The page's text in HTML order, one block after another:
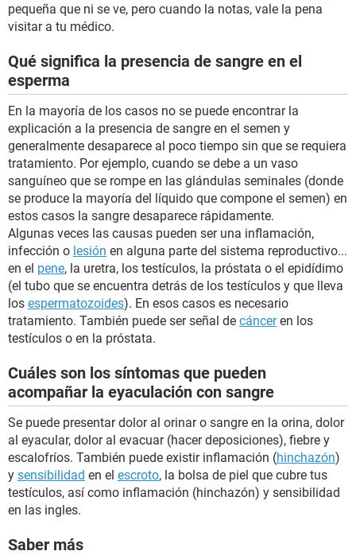
pequeña que ni se ve, pero cuando la notas, vale la pena
visitar a tu médico.
Qué significa la presencia de sangre en el
esperma
En la mayoría de los casos no se puede encontrar la
explicación a la presencia de sangre en el semen y
generalmente desaparece al poco tiempo sin que se requiera
tratamiento. Por ejemplo, cuando se debe a un vaso
sanguíneo que se rompe en las glándulas seminales (donde
se produce la mayoría del líquido que compone el semen) en
estos casos la sangre desaparece rápidamente.
Algunas veces las causas pueden ser una inflamación,
infección o lesión en alguna parte del sistema reproductivo...
en el pene, la uretra, los testículos, la próstata o el epidídimo
(el tubo que se encuentra detrás de los testículos y que lleva
los espermatozoides). En esos casos es necesario
tratamiento. También puede ser señal de cánceren los
testículos o en la próstata.
Cuáles son los síntomas que pueden
acompañar la eyaculación con sangre
Se puede presentar dolor al orinar o sangre en la orina, dolor
al eyacular, dolor al evacuar (hacer deposiciones), fiebre y
escalofríos. También puede existir inflamación (hinchazón)
y sensibilidad en el escroto, la bolsa de piel que cubre tus
testículos, así como inflamación (hinchazón) y sensibilidad
en las ingles.
Saber más